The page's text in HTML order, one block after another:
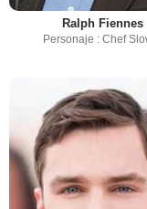
Ralph Fiennes
Personaje : Chef